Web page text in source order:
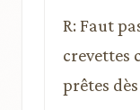
R: Faut
crevettes
prêtes